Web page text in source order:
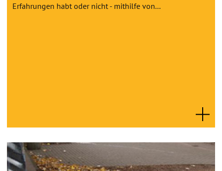
Erfahrungen habt oder nicht - mithilfe von...